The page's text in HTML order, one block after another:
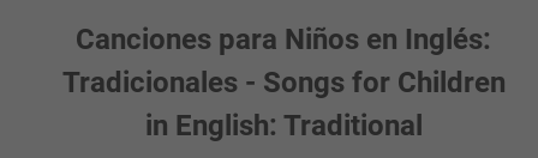
Canciones para Niños en Inglés:
Tradicionales - Songs for Children
in English: Traditional